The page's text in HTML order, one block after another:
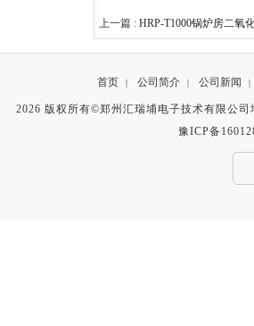
上一篇 : HRP-T1000锅炉房二氧
首页 | 公司简介 | 公司新闻 |
2026 版权所有©郑州汇瑞埔电子技术有限公
豫ICP备